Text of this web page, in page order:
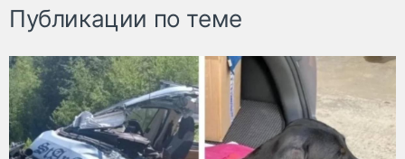
Публикации по теме